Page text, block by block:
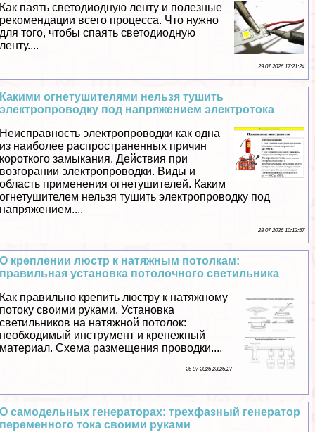
Как паять светодиодную ленту и полезные
рекомендации всего процесса. Что нужно
для того, чтобы спаять светодиодную
ленту....
29 07 2026 17:21:24
Какими огнетушителями нельзя тушить
электропроводку под напряжением электротока
Неисправность электропроводки как одна
из наиболее распространенных причин
короткого замыкания. Действия при
возгорании электропроводки. Виды и
область применения огнетушителей. Каким
огнетушителем нельзя тушить электропроводку под
напряжением....
28 07 2026 10:13:57
О креплении люстр к натяжным потолкам:
правильная установка потолочного светильника
Как правильно крепить люстру к натяжному
потоку своими руками. Установка
светильников на натяжной потолок:
необходимый инструмент и крепежный
материал. Схема размещения проводки....
26 07 2026 23:26:27
О самодельных генераторах: трехфазный генератор
переменного тока своими руками